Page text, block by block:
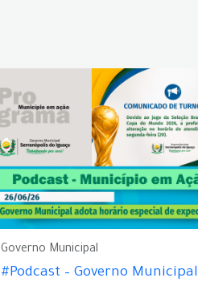
Governo Municipal
#Podcast – Governo Municipal